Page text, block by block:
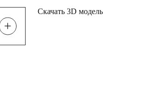
+
Скачать 3D модель